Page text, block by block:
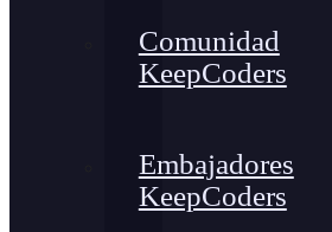
Comunidad
KeepCoders
Embajadores
KeepCoders